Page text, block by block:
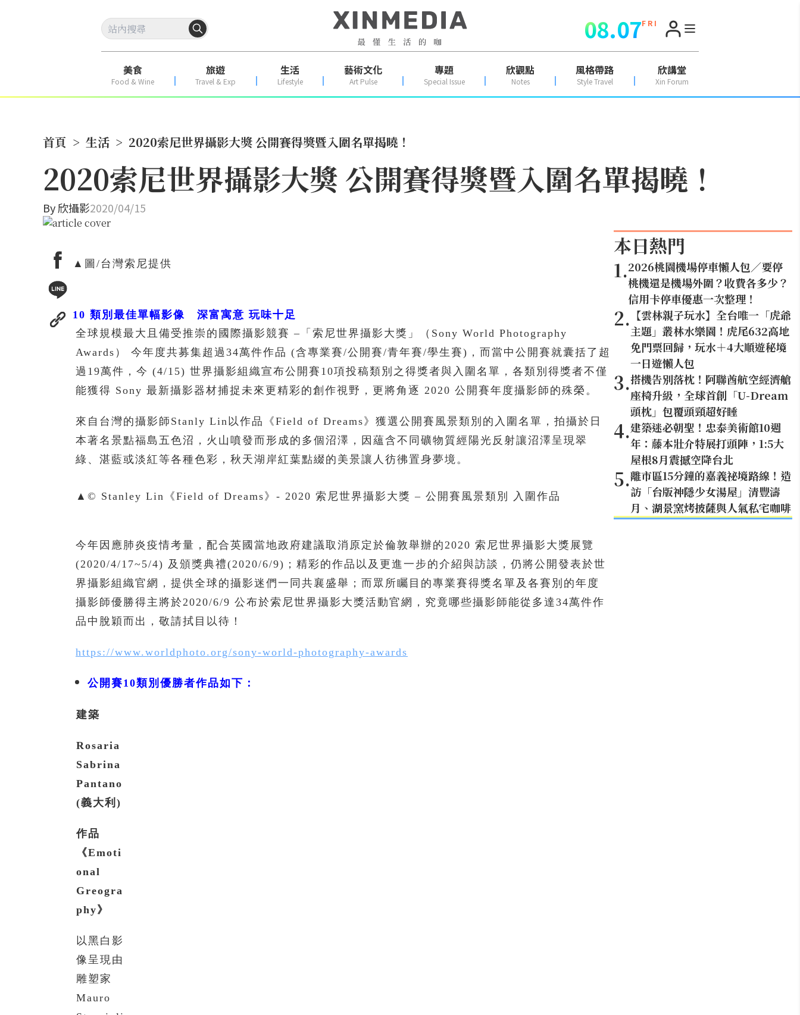
08.07F R I
美食
Food & Wine
旅遊
Travel & Exp
生活
Lifestyle
藝術文化
Art Pulse
專題
Special Issue
欣觀點
Notes
風格帶路
Style Travel
欣講堂
Xin Forum
首頁 > 生活 > 2020索尼世界攝影大獎 公開賽得獎暨入圍名單揭曉！
2020索尼世界攝影大獎 公開賽得獎暨入圍名單揭曉！
By欣攝影2020/04/15
▲圖/台灣索尼提供
10 類別最佳單幅影像 深富寓意 玩味十足
全球規模最大且備受推崇的國際攝影競賽 –「索尼世界攝影大獎」（Sony World Photography
Awards） 今年度共募集超過34萬件作品 (含專業賽/公開賽/青年賽/學生賽)，而當中公開賽就囊括了超
過19萬件，今 (4/15) 世界攝影組織宣布公開賽10項投稿類別之得獎者與入圍名單，各類別得獎者不僅
能獲得 Sony 最新攝影器材捕捉未來更精彩的創作視野，更將角逐 2020 公開賽年度攝影師的殊榮。
來自台灣的攝影師Stanly Lin以作品《Field of Dreams》獲選公開賽風景類別的入圍名單，拍攝於日
本著名景點福島五色沼，火山噴發而形成的多個沼澤，因蘊含不同礦物質經陽光反射讓沼澤呈現翠
綠、湛藍或淡紅等各種色彩，秋天湖岸紅葉點綴的美景讓人彷彿置身夢境。
▲© Stanley Lin《Field of Dreams》- 2020 索尼世界攝影大獎 – 公開賽風景類別 入圍作品
今年因應肺炎疫情考量，配合英國當地政府建議取消原定於倫敦舉辦的2020 索尼世界攝影大獎展覽
(2020/4/17~5/4) 及頒獎典禮(2020/6/9)；精彩的作品以及更進一步的介紹與訪談，仍將公開發表於世
界攝影組織官網，提供全球的攝影迷們一同共襄盛舉；而眾所矚目的專業賽得獎名單及各賽別的年度
攝影師優勝得主將於2020/6/9 公布於索尼世界攝影大獎活動官網，究竟哪些攝影師能從多達34萬件作
品中脫穎而出，敬請拭目以待！
https://www.worldphoto.org/sony-world-photography-awards
公開賽10類別優勝者作品如下：
建築
Rosaria
Sabrina
Pantano
(義大利 )
作品
《Emoti
onal
Greogra
phy》
以黑白影
像呈現由
雕塑家
Mauro
本日熱門
1.2026桃園機場停車懶人包／要停
桃機還是機場外圍？收費各多少？
信用卡停車優惠一次整理！
2. 【雲林親子玩水】全台唯一「虎爺
主題」叢林水樂園！虎尾632高地
免門票回歸，玩水＋4大順遊秘境
一日遊懶人包
3.搭機告別落枕！阿聯酋航空經濟艙
座椅升級，全球首創「U-Dream
頭枕」包覆頭頸超好睡
4.建築迷必朝聖！忠泰美術館10週
年：藤本壯介特展打頭陣，1:5大
屋根8月震撼空降台北
5.離市區15分鐘的嘉義祕境路線！造
訪「台版神隱少女湯屋」清豐濤
月、湖景窯烤披薩與人氣私宅咖啡